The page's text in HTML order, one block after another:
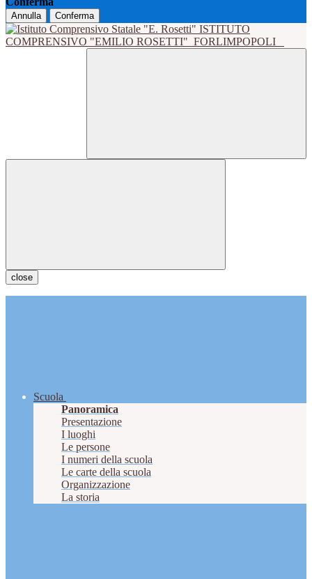
Annulla Conferma
ISTITUTO
COMPRENSIVO "EMILIO ROSETTI" FORLIMPOPOLI
close
Scuola
Panoramica
Presentazione
I luoghi
Le persone
I numeri della scuola
Le carte della scuola
Organizzazione
La storia